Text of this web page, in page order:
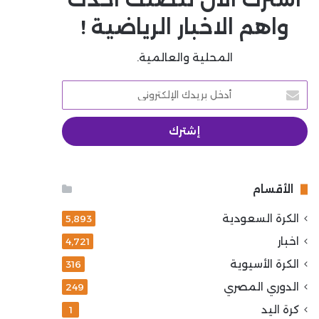
واهم الاخبار الرياضية !
المحلية والعالمية.
أدخل
بريدك
الإلكتروني
الأقسام
الكرة السعودية 5٬893
اخبار 4٬721
الكرة الأسيوية 316
الدوري المصري 249
كرة اليد 1